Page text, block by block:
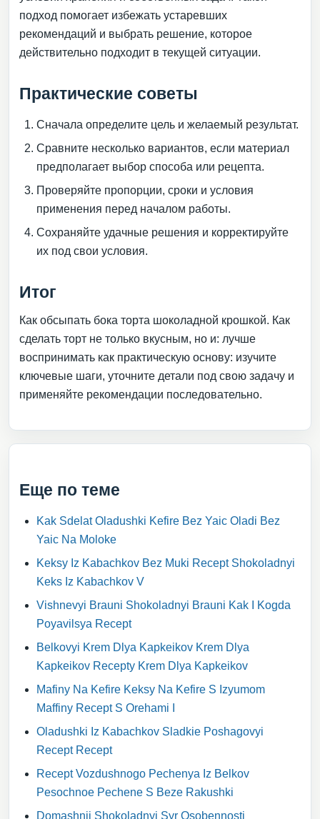
подход помогает избежать устаревших
рекомендаций и выбрать решение, которое
действительно подходит в текущей ситуации.
Практические советы
Сначала определите цель и желаемый результат.
Сравните несколько вариантов, если материал
предполагает выбор способа или рецепта.
Проверяйте пропорции, сроки и условия
применения перед началом работы.
Сохраняйте удачные решения и корректируйте
их под свои условия.
Итог
Как обсыпать бока торта шоколадной крошкой. Как
сделать торт не только вкусным, но и: лучше
воспринимать как практическую основу: изучите
ключевые шаги, уточните детали под свою задачу и
применяйте рекомендации последовательно.
Еще по теме
Kak Sdelat Oladushki Kefire Bez Yaic Oladi Bez
Yaic Na Moloke
Keksy Iz Kabachkov Bez Muki Recept Shokoladnyi
Keks Iz Kabachkov V
Vishnevyi Brauni Shokoladnyi Brauni Kak I Kogda
Poyavilsya Recept
Belkovyi Krem Dlya Kapkeikov Krem Dlya
Kapkeikov Recepty Krem Dlya Kapkeikov
Mafiny Na Kefire Keksy Na Kefire S Izyumom
Maffiny Recept S Orehami I
Oladushki Iz Kabachkov Sladkie Poshagovyi
Recept Recept
Recept Vozdushnogo Pechenya Iz Belkov
Pesochnoe Pechene S Beze Rakushki
Domashnii Shokoladnyi Syr Osobennosti